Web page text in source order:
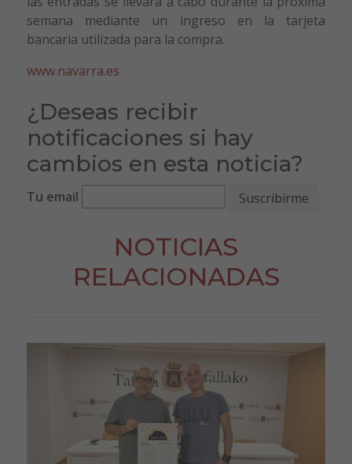
semana mediante un ingreso en la tarjeta
bancaria utilizada para la compra.
www.navarra.es
¿Deseas recibir
notificaciones si hay
cambios en esta noticia?
Tu email
NOTICIAS
RELACIONADAS